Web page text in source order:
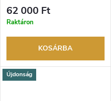
visszaküldési lehetőség. Hivatalos
márkakereskedő.
62 000 Ft
Raktáron
KOSÁRBA
Újdonság